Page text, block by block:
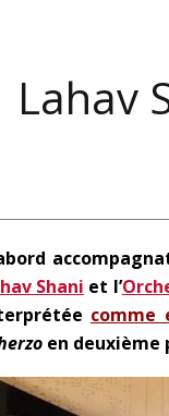
Lahav
Shani et l’
comme
en deuxième